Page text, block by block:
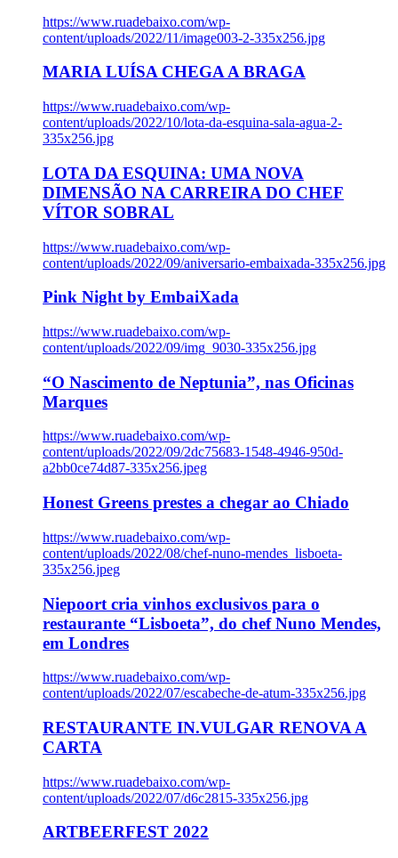
https://www.ruadebaixo.com/wp-
content/uploads/2022/11/image003-2-335x256.jpg
MARIA LUÍSA CHEGA A BRAGA
https://www.ruadebaixo.com/wp-
content/uploads/2022/10/lota-da-esquina-sala-agua-2-
335x256.jpg
LOTA DA ESQUINA: UMA NOVA
DIMENSÃO NA CARREIRA DO CHEF
VÍTOR SOBRAL
https://www.ruadebaixo.com/wp-
content/uploads/2022/09/aniversario-embaixada-335x256.jpg
Pink Night by EmbaiXada
https://www.ruadebaixo.com/wp-
content/uploads/2022/09/img_9030-335x256.jpg
“O Nascimento de Neptunia”, nas Oficinas
Marques
https://www.ruadebaixo.com/wp-
content/uploads/2022/09/2dc75683-1548-4946-950d-
a2bb0ce74d87-335x256.jpeg
Honest Greens prestes a chegar ao Chiado
https://www.ruadebaixo.com/wp-
content/uploads/2022/08/chef-nuno-mendes_lisboeta-
335x256.jpeg
Niepoort cria vinhos exclusivos para o
restaurante “Lisboeta”, do chef Nuno Mendes,
em Londres
https://www.ruadebaixo.com/wp-
content/uploads/2022/07/escabeche-de-atum-335x256.jpg
RESTAURANTE IN.VULGAR RENOVA A
CARTA
https://www.ruadebaixo.com/wp-
content/uploads/2022/07/d6c2815-335x256.jpg
ARTBEERFEST 2022